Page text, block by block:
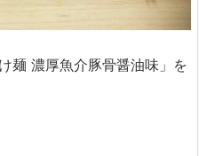
麺 濃厚魚介豚骨醤油味」を